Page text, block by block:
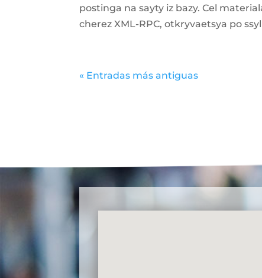
postinga na sayty iz bazy. Cel
cherez XML-RPC, otkryvaetsya po
« Entradas más antiguas